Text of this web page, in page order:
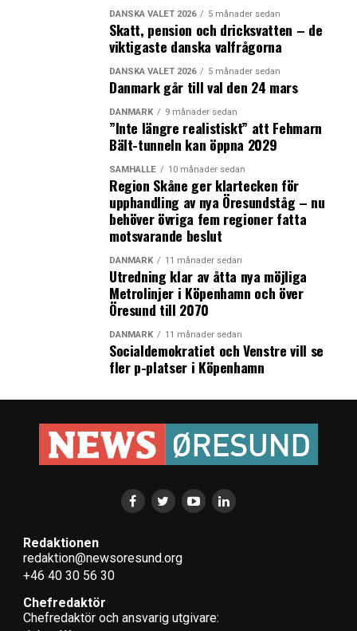
DANSKA VALET 2026 5 månader sedan
Skatt, pension och dricksvatten – de
viktigaste danska valfrågorna
DANSKA VALET 2026 5 månader sedan
Danmark går till val den 24 mars
DANMARK 9 månader sedan
”Inte längre realistiskt” att Fehmarn
Bält-tunneln kan öppna 2029
SAMHÄLLE 10 månader sedan
Region Skåne ger klartecken för
upphandling av nya Öresundståg – nu
behöver övriga fem regioner fatta
motsvarande beslut
DANMARK 11 månader sedan
Utredning klar av åtta nya möjliga
Metrolinjer i Köpenhamn och över
Öresund till 2070
DANMARK 11 månader sedan
Socialdemokratiet och Venstre vill se
fler p-platser i Köpenhamn
Redaktionen
redaktion@newsoresund.org
+46 40 30 56 30
Chefredaktör
Chefredaktör och ansvarig utgivare: